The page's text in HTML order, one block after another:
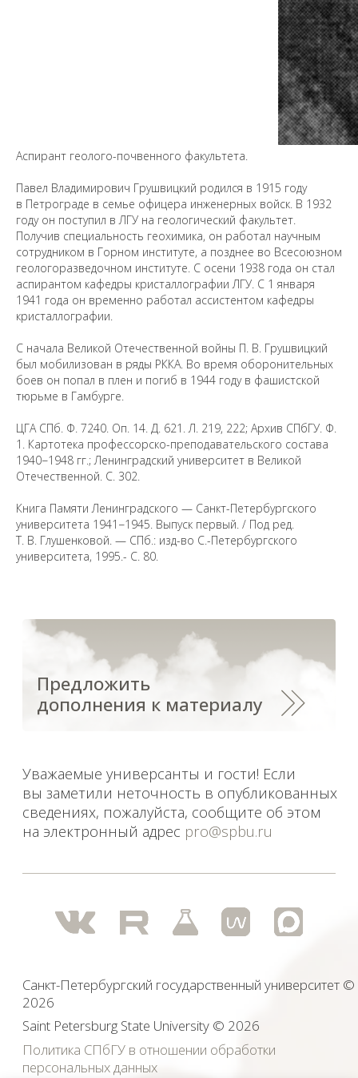
Аспирант геолого-почвенного факультета.
Павел Владимирович Грушвицкий родился в 1915 году
в Петрограде в семье офицера инженерных войск. В 1932
году он поступил в ЛГУ на геологический факультет.
Получив специальность геохимика, он работал научным
сотрудником в Горном институте, а позднее во Всесоюзном
геологоразведочном институте. С осени 1938 года он стал
аспирантом кафедры кристаллографии ЛГУ. С 1 января
1941 года он временно работал ассистентом кафедры
кристаллографии.
С начала Великой Отечественной войны П. В. Грушвицкий
был мобилизован в ряды РККА. Во время оборонительных
боев он попал в плен и погиб в 1944 году в фашистской
тюрьме в Гамбурге.
ЦГА СПб. Ф. 7240. Оп. 14. Д. 621. Л. 219, 222; Архив СПбГУ. Ф.
1. Картотека профессорско-преподавательского состава
1940−1948 гг.; Ленинградский университет в Великой
Отечественной. С. 302.
Книга Памяти Ленинградского — Санкт-Петербургского
университета 1941−1945. Выпуск первый. / Под ред.
Т. В. Глушенковой. — СПб.: изд-во С.-Петербургского
университета, 1995.- С. 80.
Предложить
дополнения к материалу
иностранных агентов, а также организаций, признанных
экстремистскими и запрещенных на территории
Российской Федерации.
Политика СПбГУ в отношении обработки
персональных данных
Saint Petersburg State University© 2026
Уважаемые универсанты и гости! Если
вы заметили неточность в опубликованных
сведениях, пожалуйста, сообщите об этом
на электронный адрес
2026